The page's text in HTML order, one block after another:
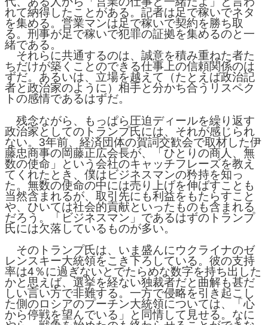
れて納得したことがある。記者は足で稼いでネタ
を集める。営業マンは足で稼いで契約を勝ち取
る。刑事が足で稼いで犯罪の証拠を集めるのと一
緒である。
それらに共通するのは、誠意を積み重ねた者た
ちだけが築くことのできる仕事上の信頼関係のは
ずだ。あるいは、立場を越えて（たとえば政治記
者と政治家のように）相手と分かち合うリスペク
トの感情であるはずだ。
残念ながら、もっぱら圧迫ディールを繰り返す
政治家としてのトランプ氏には、それが感じられ
ない。3年前、経済団体の賀詞交歓会で取材した伊
藤忠商事の岡藤正広会長が、「ひとりの商人、無
数の使命」という会社のキャッチフレーズを教え
てくれたとき、僕はビジネスマンの矜持を知っ
た。無数の使命の中には売り上げを伸ばすことも
当然含まれるが、取引先にも利益をもたらすこと
や、ひいては社会的貢献といったものも含まれる
だろう。「ビジネスマン」であるはずのトランプ
氏には欠落しているものが多い。
そのトランプ氏は、いま盛んにウクライナのゼ
レンスキー大統領をこき下ろしている。彼の支持
率は4％に過ぎないとでたらめな数字を持ち出した
かと思えば、選挙を経ない独裁者だと曲解も甚だ
しい言い方で非難する。一方で侵略を引き起こし
た側のロシアのプーチン大統領については、「心
から停戦を望んでいる」と同情して見せる。なに